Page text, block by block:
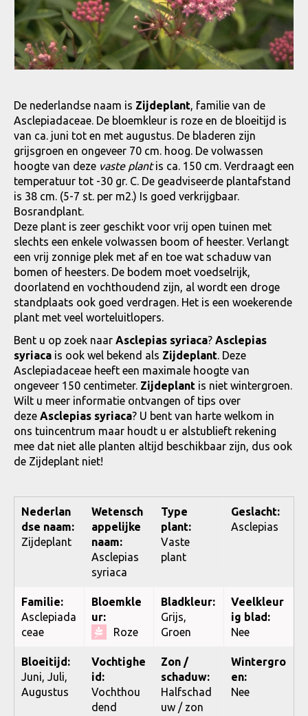
De nederlandse naam is Zijdeplant, familie van de
Asclepiadaceae. De bloemkleur is roze en de bloeitijd is
van ca. juni tot en met augustus. De bladeren zijn
grijsgroen en ongeveer 70 cm. hoog. De volwassen
hoogte van deze vaste plantis ca. 150 cm. Verdraagt een
temperatuur tot -30 gr. C. De geadviseerde plantafstand
is 38 cm. (5-7 st. per m2.) Is goed verkrijgbaar.
Bosrandplant.
Deze plant is zeer geschikt voor vrij open tuinen met
slechts een enkele volwassen boom of heester. Verlangt
een vrij zonnige plek met af en toe wat schaduw van
bomen of heesters. De bodem moet voedselrijk,
doorlatend en vochthoudend zijn, al wordt een droge
standplaats ook goed verdragen. Het is een woekerende
plant met veel worteluitlopers.
Bent u op zoek naar Asclepias syriaca? Asclepias
syriaca is ook wel bekend als Zijdeplant. Deze
Asclepiadaceae heeft een maximale hoogte van
ongeveer 150 centimeter. Zijdeplant is niet wintergroen.
Wilt u meer informatie ontvangen of tips over
deze Asclepias syriaca? U bent van harte welkom in
ons tuincentrum maar houdt u er alstublieft rekening
mee dat niet alle planten altijd beschikbaar zijn, dus ook
de Zijdeplant niet!
Nederlan
dse naam:
Zijdeplant
Wetensch
appelijke
naam:
Asclepias
syriaca
Type
plant:
Vaste
plant
Geslacht:
Asclepias
Familie:
Asclepiada
ceae
Bloemkle
ur:
Roze
Bladkleur:
Grijs,
Groen
Veelkleur
ig blad:
Nee
Bloeitijd:
Juni, Juli,
Augustus
Vochtighe
id:
Vochthou
dend
Zon /
schaduw:
Halfschad
uw / zon
Wintergro
en:
Nee